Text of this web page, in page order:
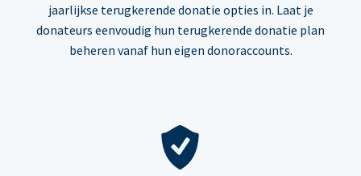
jaarlijkse terugkerende donatie opties in. Laat je
donateurs eenvoudig hun terugkerende donatie plan
beheren vanaf hun eigen donoraccounts.